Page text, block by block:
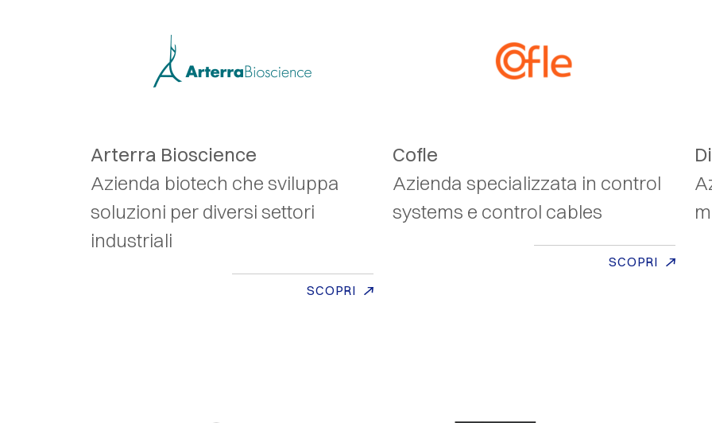
Arterra Bioscience
Azienda biotech che sviluppa
soluzioni per diversi settori
industriali
SCOPRI
Cofle
Azienda specializzata in control
systems e control cables
SCOPRI